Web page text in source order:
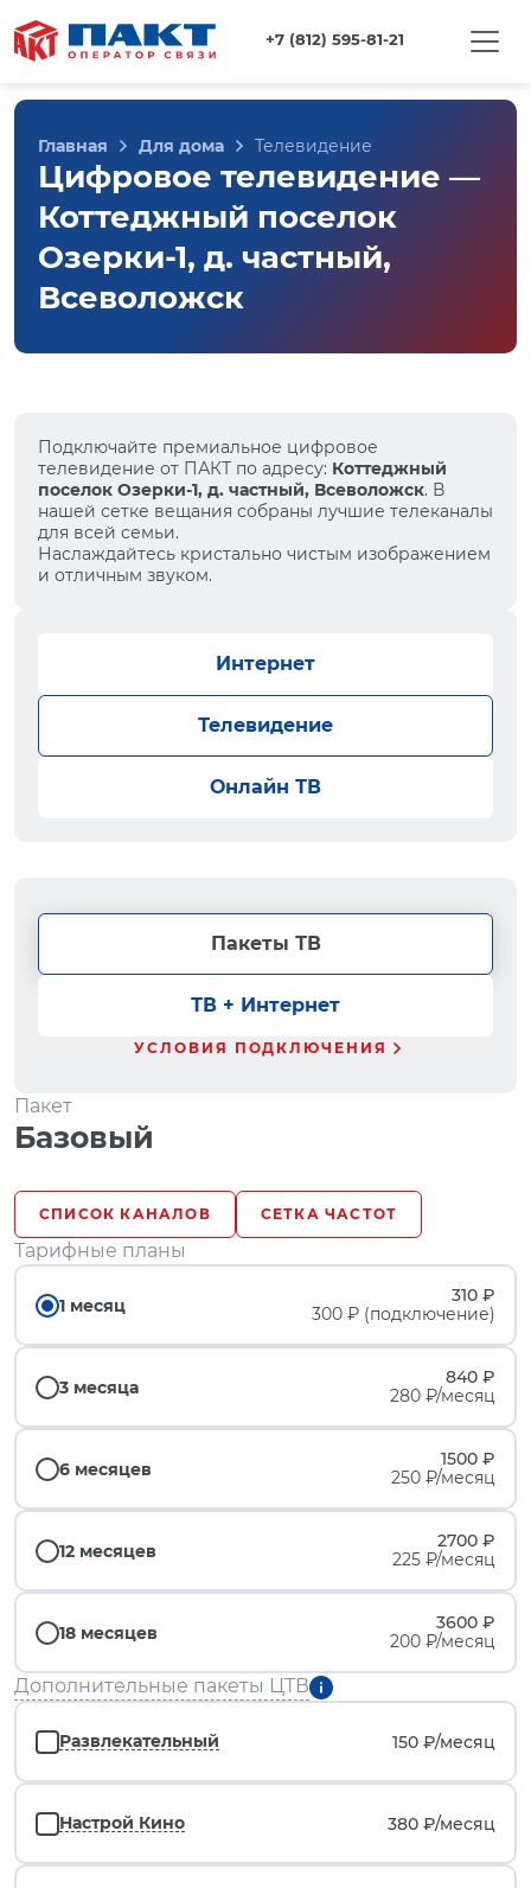
+7 (812) 595-81-21
Главная Для дома Телевидение
Цифровое телевидение —
Коттеджный поселок
Озерки-1, д. частный,
Всеволожск
Подключайте премиальное цифровое
телевидение от ПАКТ по адресу: Коттеджный
поселок Озерки-1, д. частный, Всеволожск. В
нашей сетке вещания собраны лучшие телеканалы
для всей семьи.
Наслаждайтесь кристально чистым изображением
и отличным звуком.
Интернет
Телевидение
Онлайн ТВ
Пакеты ТВ
ТВ + Интернет
УСЛОВИЯ ПОДКЛЮЧЕНИЯ
Пакет
Базовый
СПИСОК КАНАЛОВ СЕТКА ЧАСТОТ
Тарифные планы
1 месяц
310 ₽
300 ₽ (подключение)
3 месяца
840 ₽
280 ₽/месяц
6 месяцев
1500 ₽
250 ₽/месяц
12 месяцев
2700 ₽
225 ₽/месяц
18 месяцев
3600 ₽
200 ₽/месяц
Дополнительные пакеты ЦТВ
Развлекательный 150 ₽/месяц
Настрой Кино 380 ₽/месяц